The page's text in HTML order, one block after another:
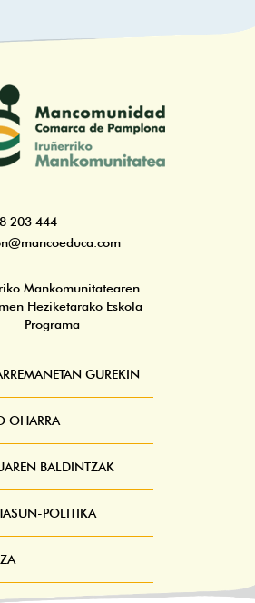
203 444
Mankomunitatearen
Heziketarako Eskola
Programa
GUREKIN
OHARRA
BALDINTZAK
POLITIKA